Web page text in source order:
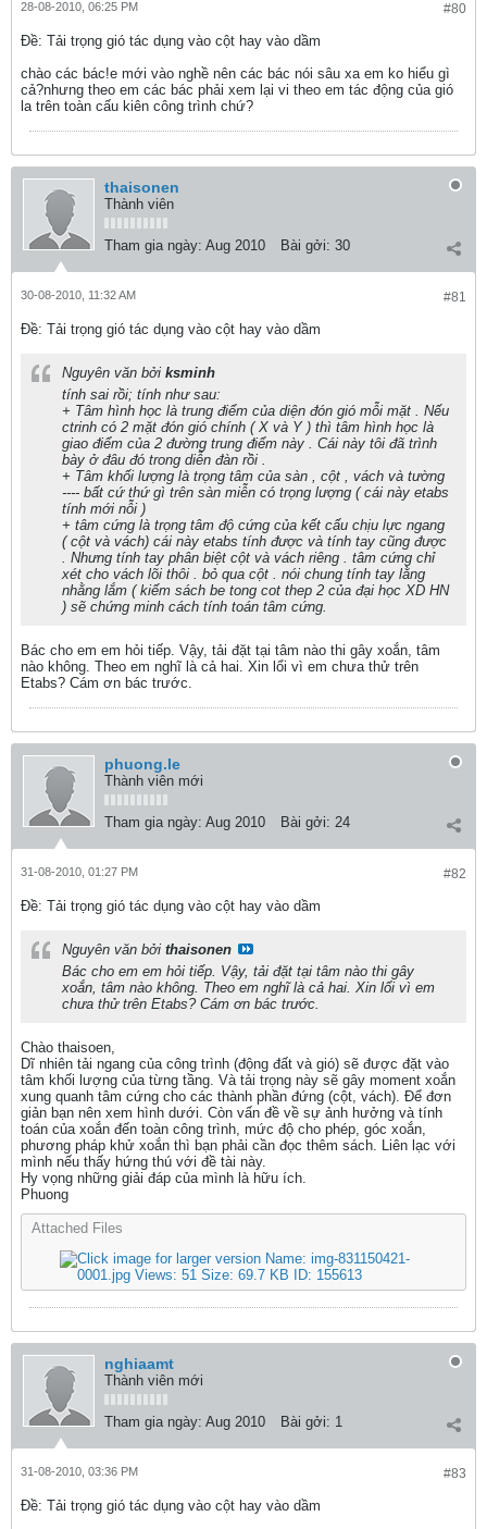
#80
28-08-2010, 06:25 PM
Ðề: Tải trọng gió tác dụng vào cột hay vào dầm
chào các bác!e mới vào nghề nên các bác nói sâu xa em ko hiểu gì
cả?nhưng theo em các bác phải xem lại vi theo em tác động của gió
la trên toàn cấu kiên công trình chứ?
thaisonen
Thành viên
Tham gia ngày: Aug 2010 Bài gởi: 30
#81
30-08-2010, 11:32 AM
Ðề: Tải trọng gió tác dụng vào cột hay vào dầm
Nguyên văn bởi ksminh
tính sai rồi; tính như sau:
+ Tâm hình học là trung điểm của diện đón gió mỗi mặt . Nếu
ctrinh có 2 mặt đón gió chính ( X và Y ) thì tâm hình học là
giao điểm của 2 đường trung điểm này . Cái này tôi đã trình
bày ở đâu đó trong diễn đàn rồi .
+ Tâm khối lượng là trọng tâm của sàn , cột , vách và tường
---- bất cứ thứ gì trên sàn miễn có trọng lượng ( cái này etabs
tính mới nỗi )
+ tâm cứng là trọng tâm độ cứng của kết cấu chịu lực ngang
( cột và vách) cái này etabs tính được và tính tay cũng được
. Nhưng tính tay phân biệt cột và vách riêng . tâm cứng chỉ
xét cho vách lõi thôi . bỏ qua cột . nói chung tính tay lằng
nhằng lắm ( kiếm sách be tong cot thep 2 của đại học XD HN
) sẽ chứng minh cách tính toán tâm cứng.
Bác cho em em hỏi tiếp. Vậy, tải đặt tại tâm nào thi gây xoắn, tâm
nào không. Theo em nghĩ là cả hai. Xin lổi vì em chưa thử trên
Etabs? Cám ơn bác trước.
phuong.le
Thành viên mới
Tham gia ngày: Aug 2010 Bài gởi: 24
#82
31-08-2010, 01:27 PM
Ðề: Tải trọng gió tác dụng vào cột hay vào dầm
Nguyên văn bởi thaisonen
Bác cho em em hỏi tiếp. Vậy, tải đặt tại tâm nào thi gây
xoắn, tâm nào không. Theo em nghĩ là cả hai. Xin lổi vì em
chưa thử trên Etabs? Cám ơn bác trước.
Chào thaisoen,
Dĩ nhiên tải ngang của công trình (động đất và gió) sẽ được đặt vào
tâm khối lượng của từng tầng. Và tải trọng này sẽ gây moment xoắn
xung quanh tâm cứng cho các thành phần đứng (cột, vách). Để đơn
giản bạn nên xem hình dưới. Còn vấn đề về sự ảnh hưởng và tính
toán của xoắn đến toàn công trình, mức độ cho phép, góc xoắn,
phương pháp khử xoắn thì bạn phải cần đọc thêm sách. Liên lạc với
mình nếu thấy hứng thú với đề tài này.
Hy vọng những giải đáp của mình là hữu ích.
Phuong
Attached Files
nghiaamt
Thành viên mới
Tham gia ngày: Aug 2010 Bài gởi: 1
#83
31-08-2010, 03:36 PM
Ðề: Tải trọng gió tác dụng vào cột hay vào dầm